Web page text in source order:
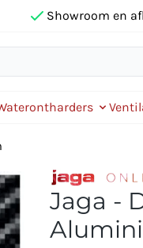
Showroom en
Jaga -